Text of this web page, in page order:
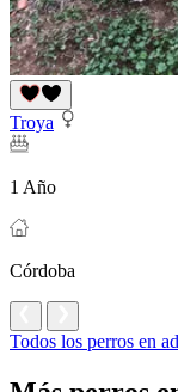
Troya
1 Año
Córdoba
Todos los perros en